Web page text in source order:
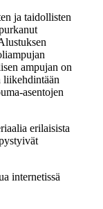
ja taidollisten
ampujan on
liikehdintään
asentojen
erilaisista
internetissä